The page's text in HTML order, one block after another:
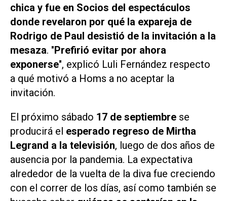
chica y fue en Socios del espectáculos
donde revelaron por qué la expareja de
Rodrigo de Paul desistió de la invitación a la
mesaza. "Prefirió evitar por ahora
exponerse", explicó Luli Fernández respecto
a qué motivó a Homs a no aceptar la
invitación.
El próximo sábado 17 de septiembre se
producirá el esperado regreso de Mirtha
Legrand a la televisión, luego de dos años de
ausencia por la pandemia. La expectativa
alrededor de la vuelta de la diva fue creciendo
con el correr de los días, así como también se